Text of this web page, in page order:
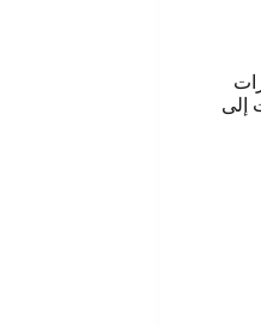
إلى